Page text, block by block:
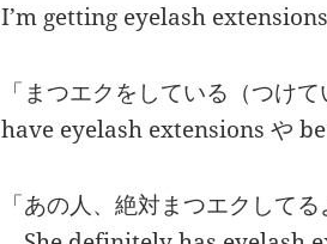
I’m getting eyelash
「まつエクをしている（つけ
have eyelash extensions や
「あの人、絶対まつエクして